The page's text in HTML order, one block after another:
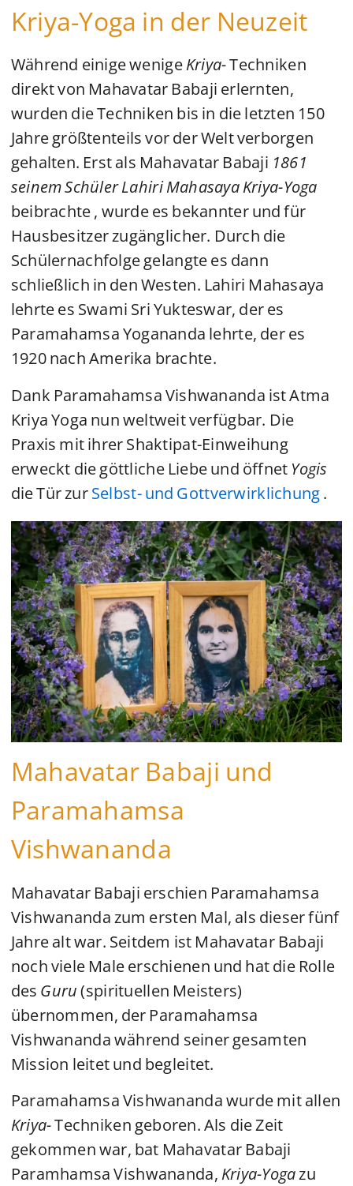
Kriya-Yoga in der Neuzeit
Während einige wenigeKriya-Techniken
direkt von Mahavatar Babaji erlernten,
wurden die Techniken bis in die letzten 150
Jahre größtenteils vor der Welt verborgen
gehalten. Erst als Mahavatar Babaji 1861
seinem Schüler Lahiri Mahasaya Kriya-Yoga
beibrachte , wurde es bekannter und für
Hausbesitzer zugänglicher. Durch die
Schülernachfolge gelangte es dann
schließlich in den Westen. Lahiri Mahasaya
lehrte es Swami Sri Yukteswar, der es
Paramahamsa Yogananda lehrte, der es
1920 nach Amerika brachte.
Dank Paramahamsa Vishwananda ist Atma
Kriya Yoga nun weltweit verfügbar. Die
Praxis mit ihrer Shaktipat-Einweihung
erweckt die göttliche Liebe und öffnet Yogis
die Tür zurSelbst- und Gottverwirklichung.
Mahavatar Babaji und
Paramahamsa
Vishwananda
Mahavatar Babaji erschien Paramahamsa
Vishwananda zum ersten Mal, als dieser fünf
Jahre alt war. Seitdem ist Mahavatar Babaji
noch viele Male erschienen und hat die Rolle
des Guru(spirituellen Meisters)
übernommen, der Paramahamsa
Vishwananda während seiner gesamten
Mission leitet und begleitet.
Paramahamsa Vishwananda wurde mit allen
Kriya-Techniken geboren. Als die Zeit
gekommen war, bat Mahavatar Babaji
Paramhamsa Vishwananda, Kriya-Yogazu